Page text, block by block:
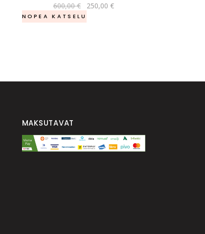
600,00€ Alkuperäinen
hinta
600,00 €.
250,00 €Nykyinen
NOPEA KATSELU
MAKSUTAVAT